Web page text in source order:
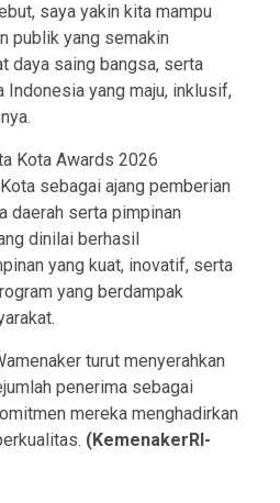
saya yakin kita mampu
publik yang semakin
daya saing bangsa, serta
Indonesia yang maju, inklusif,
Kota Awards 2026
sebagai ajang pemberian
daerah serta pimpinan
dinilai berhasil
yang kuat, inovatif, serta
yang berdampak
turut menyerahkan
penerima sebagai
mereka menghadirkan
(KemenakerRI-